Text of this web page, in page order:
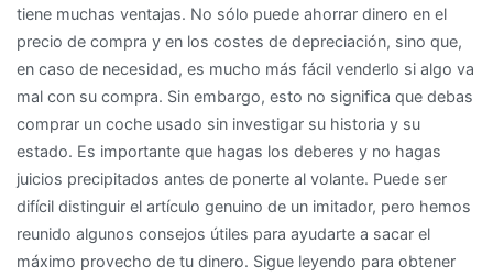
opiniones
y
consejos
para
coches
de
segunda
mano
tiene muchas ventajas. No sólo puede ahorrar dinero en el
precio de compra y en los costes de depreciación, sino que,
en caso de necesidad, es mucho más fácil venderlo si algo va
mal con su compra. Sin embargo, esto no significa que debas
comprar un coche usado sin investigar su historia y su
estado. Es importante que hagas los deberes y no hagas
juicios precipitados antes de ponerte al volante. Puede ser
difícil distinguir el artículo genuino de un imitador, pero hemos
reunido algunos consejos útiles para ayudarte a sacar el
máximo provecho de tu dinero. Sigue leyendo para obtener